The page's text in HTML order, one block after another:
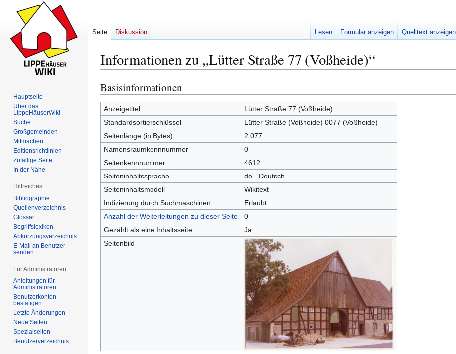
Informationen zu „Lütter Straße 77 (Voßheide)“
Zur
Navigation
springen
Zur
Suche
springen
Basisinformationen
Anzeigetitel
Lütter Straße 77 (Voßheide)
Standardsortierschlüssel
Lütter Straße (Voßheide) 0077 (Voßheide)
Seitenlänge (in Bytes)
2.077
Namensraumkennnummer
0
Seitenkennnummer
4612
Seiteninhaltssprache
de - Deutsch
Seiteninhaltsmodell
Wikitext
Indizierung durch Suchmaschinen
Erlaubt
Anzahl der Weiterleitungen zu dieser Seite
0
Gezählt als eine Inhaltsseite
Ja
Seitenbild
Seite Diskussion Lesen Formular anzeigen Quelltext anzeigen
Hauptseite
Über das
LippeHäuserWiki
Suche
Großgemeinden
Mitmachen
Editionsrichtlinien
Zufällige Seite
In der Nähe
Hilfreiches
Bibliographie
Quellenverzeichnis
Glossar
Begriffslexikon
Abkürzungsverzeichnis
E-Mail an Benutzer
senden
Für Administratoren
Anleitungen für
Administratoren
Benutzerkonten
bestätigen
Letzte Änderungen
Neue Seiten
Spezialseiten
Benutzerverzeichnis